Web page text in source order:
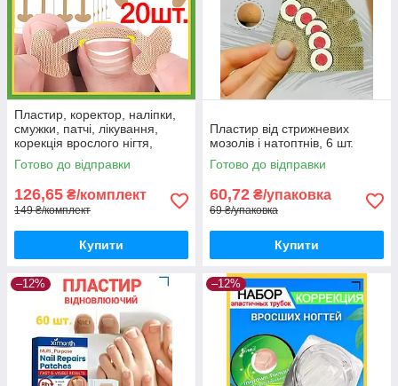
Пластир, коректор, наліпки,
смужки, патчі, лікування,
корекція врослого нігтя,
догляд за ногами, набір 20
шт.
Готово до відправки
126,65 ₴/комплект
149 ₴/комплект
Купити
Пластир від стрижневих
мозолів і натоптнів, 6 шт.
Готово до відправки
60,72 ₴/упаковка
69 ₴/упаковка
Купити
–12% –12%